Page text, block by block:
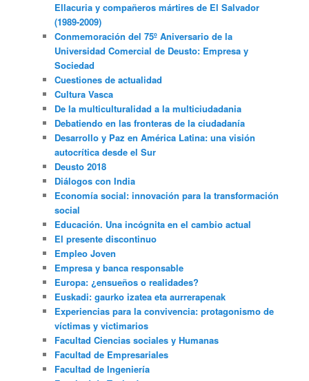
Ellacuria y compañeros mártires de El Salvador
(1989-2009)
Conmemoración del 75º Aniversario de la
Universidad Comercial de Deusto: Empresa y
Sociedad
Cuestiones de actualidad
Cultura Vasca
De la multiculturalidad a la multiciudadania
Debatiendo en las fronteras de la ciudadanía
Desarrollo y Paz en América Latina: una visión
autocrítica desde el Sur
Deusto 2018
Diálogos con India
Economía social: innovación para la transformación
social
Educación. Una incógnita en el cambio actual
El presente discontinuo
Empleo Joven
Empresa y banca responsable
Europa: ¿ensueños o realidades?
Euskadi: gaurko izatea eta aurrerapenak
Experiencias para la convivencia: protagonismo de
víctimas y victimarios
Facultad Ciencias sociales y Humanas
Facultad de Empresariales
Facultad de Ingeniería